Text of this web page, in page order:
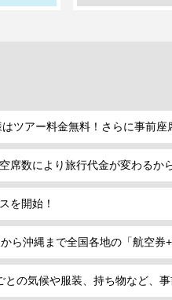
ツアー料金無料！さらに事前
席数により旅行代金が変わるか
を開始！
ら沖縄まで全国各地の「航空
の気候や服装、持ち物など、